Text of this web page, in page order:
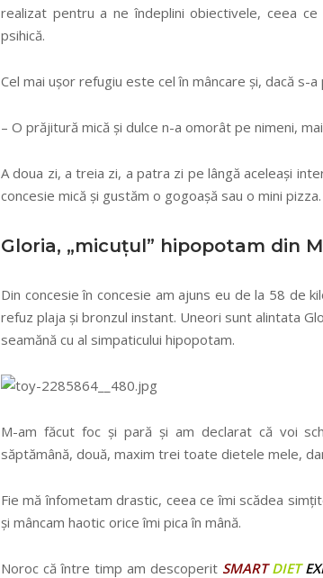
realizat pentru a ne îndeplini obiectivele, ceea
psihică.
Cel mai ușor refugiu este cel în mâncare și, dacă
– O prăjitură mică și dulce n-a omorât pe nimeni,
A doua zi, a treia zi, a patra zi pe lângă aceleași
concesie mică și gustăm o gogoașă sau o mini pizza.
Gloria, „micuțul” hipopotam din
Din concesie în concesie am ajuns eu de la 58 de
refuz plaja și bronzul instant. Uneori sunt alintata
seamănă cu al simpaticului hipopotam.
M-am făcut foc și pară și am declarat că voi
săptămână, două, maxim trei toate dietele mele,
Fie mă înfometam drastic, ceea ce îmi scădea
și mâncam haotic orice îmi pica în mână.
Noroc că între timp am descoperit SMARTDIET